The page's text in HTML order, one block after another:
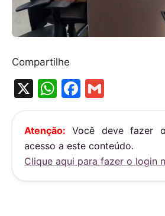
Compartilhe
X
W
h
at
s
A
p
F
a
c
e
b
o
m
ai
l
Atenção: Você deve fazer
acesso a este conteúdo.
Clique aqui para fazer o login